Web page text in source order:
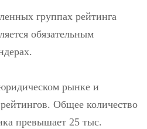
группах рейтинга
обязательным
рынке и
Общее количество
превышает 25 тыс.